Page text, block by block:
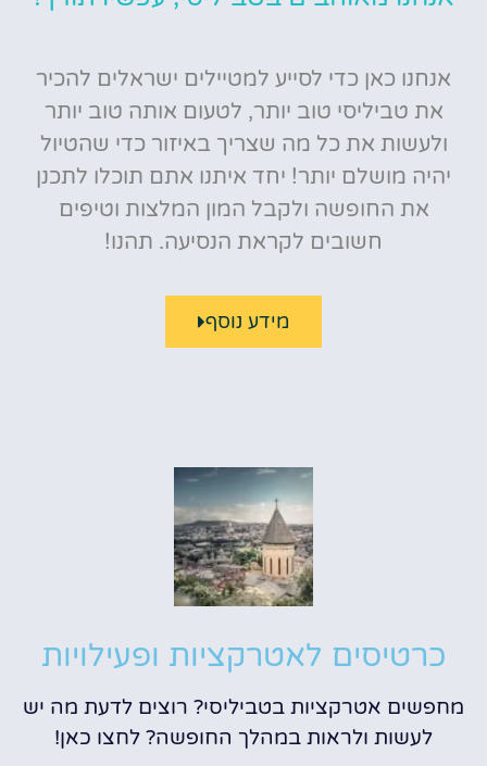
אנחנו כאן כדי לסייע למטיילים ישראלים להכיר
את טביליסי טוב יותר, לטעום אותה טוב יותר
ולעשות את כל מה שצריך באיזור כדי שהטיול
יהיה מושלם יותר! יחד איתנו אתם תוכלו לתכנן
את החופשה ולקבל המון המלצות וטיפים
חשובים לקראת הנסיעה. תהנו!
מידע נוסף
כרטיסים לאטרקציות ופעילויות
מחפשים אטרקציות בטביליסי? רוצים לדעת מה יש
לעשות ולראות במהלך החופשה? לחצו כאן!